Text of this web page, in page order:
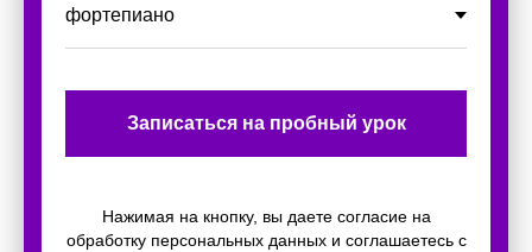
Записаться на пробный урок
Нажимая на кнопку, вы даете согласие на
обработку персональных данных и соглашаетесь c